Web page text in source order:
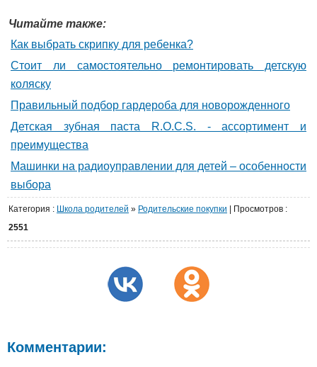
Читайте также:
Как выбрать скрипку для ребенка?
Стоит ли самостоятельно ремонтировать детскую
коляску
Правильный подбор гардероба для новорожденного
Детская зубная паста R.O.C.S. - ассортимент и
преимущества
Машинки на радиоуправлении для детей – особенности
выбора
Категория : Школа родителей » Родительские покупки Просмотров :
2551
Комментарии: